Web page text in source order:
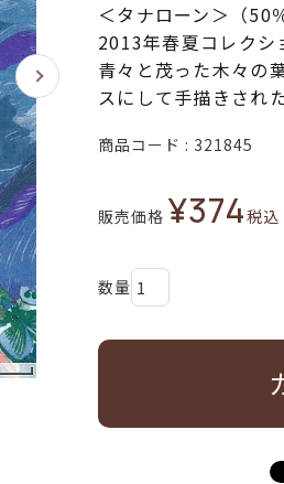
＜タナローン＞（50
2013年春夏コレクシ
青々と茂った木々の
スにして手描きされ
商品コード 321845
販売価格 ¥374税込